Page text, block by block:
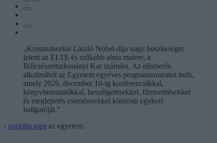
„Krasznahorkai László Nobel-díja nagy büszkeséget
jelent az ELTE és szűkebb alma matere, a
Bölcsészettudományi Kar számára. Az elismerés
alkalmából az Egyetem egyéves programsorozatot indít,
amely 2026. december 10-ig konferenciákkal,
könyvbemutatókkal, beszélgetésekkel, filmvetítésekkel
és meglepetés eseményekkel köszönti egykori
hallgatóját.”
- osztotta meg az egyetem.